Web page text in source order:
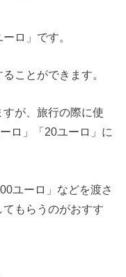
ロ」です。
ことができます。
すが、旅行の際に使
ロ」「20ユーロ」に
ユーロ」などを渡さ
もらうのがおすす